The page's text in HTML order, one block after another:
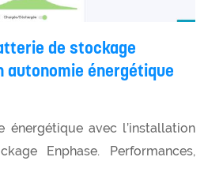
de stockage
autonomie énergétique
énergétique avec l’installation
Enphase. Performances,